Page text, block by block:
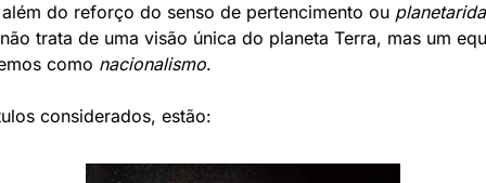
do reforço do senso de pertencimento ou
trata de uma visão única do planeta Terra, mas um
como nacionalismo.
considerados, estão: